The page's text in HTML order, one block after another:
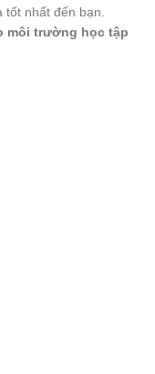
nhất đến bạn.
môi trường học tập